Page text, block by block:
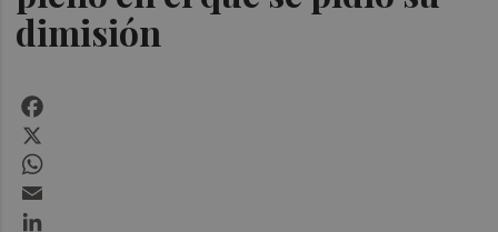
dimisión